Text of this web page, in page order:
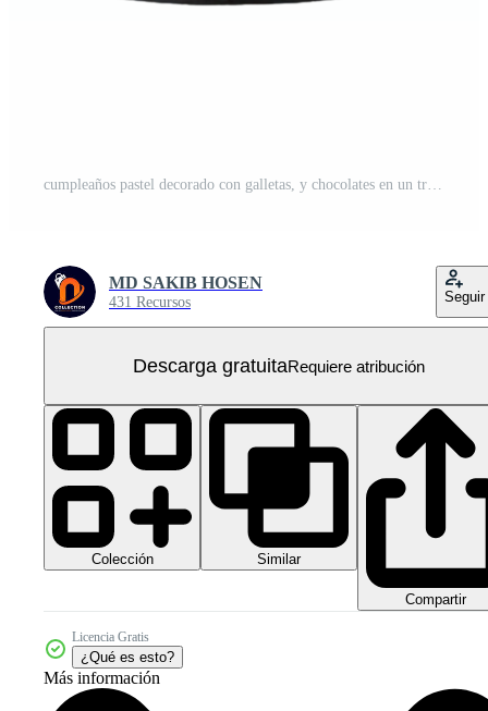
cumpleaños pastel decorado con galletas, y chocolates en un transparente antecedentes ai generativo PNG Gratis
MD SAKIB HOSEN
431 Recursos Seguir
Descarga gratuitaRequiere atribución
Colección Similar
Compartir
Licencia Gratis
¿Qué es esto?
Más información